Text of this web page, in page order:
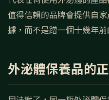
值得信賴的品牌會提供自
據，而不是蹭一個十幾年前
外泌體保養品的